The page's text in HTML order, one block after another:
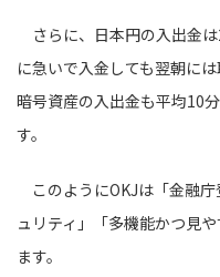
さらに、日本円の入出金
に急いで入金しても翌朝には
暗号資産の入出金も平均10
す。
このようにOKJは「金融
ュリティ」「多機能かつ見
ます。